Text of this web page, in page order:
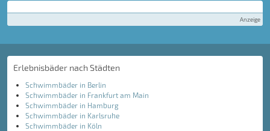
Anzeige
Erlebnisbäder nach Städten
Schwimmbäder in Berlin
Schwimmbäder in Frankfurt am Main
Schwimmbäder in Hamburg
Schwimmbäder in Karlsruhe
Schwimmbäder in Köln